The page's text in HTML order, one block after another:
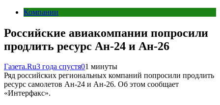
Компании
Российские авиакомпании попросили
продлить ресурс Ан-24 и Ан-26
Газета.Ru3 года спустя01 минуты
Ряд российских региональных компаний попросили продлить
ресурс самолетов Ан-24 и Ан-26. Об этом сообщает
«Интерфакс».